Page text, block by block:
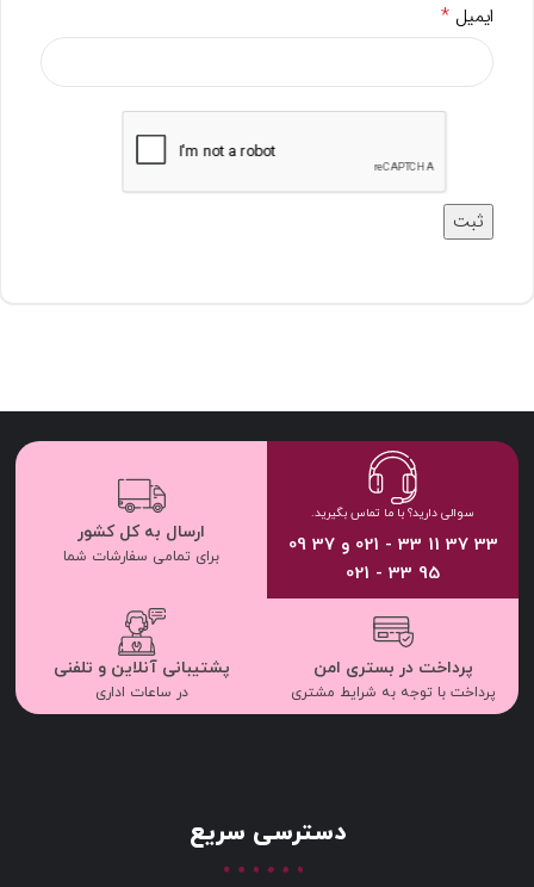
ایمیل *
سوالی دارید؟ با ما تماس بگیرید.
33 37 11 33 - 021 و 37 09
95 33 - 021
ارسال به کل کشور
برای تمامی سفارشات شما
پرداخت در بستری امن
پرداخت با توجه به شرایط مشتری
پشتیبانی آنلاین و تلفنی
در ساعات اداری
دسترسی سریع